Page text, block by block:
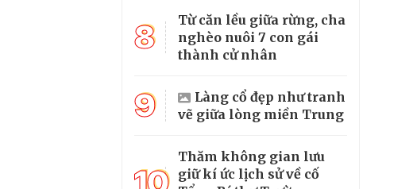
8
Từ căn lều giữa rừng, cha
nghèo nuôi 7 con gái
thành cử nhân
9
Làng cổ đẹp như tranh
vẽ giữa lòng miền Trung
Thăm không gian lưu
giữ kí ức lịch sử về cố